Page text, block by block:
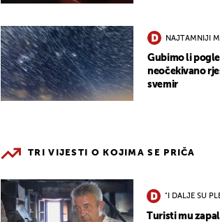
NAJTAMNIJI
Gubimo li
neočekivano
svemir
TRI VIJESTI O KOJIMA SE PRIČA
"I DALJE SU
Turisti mu